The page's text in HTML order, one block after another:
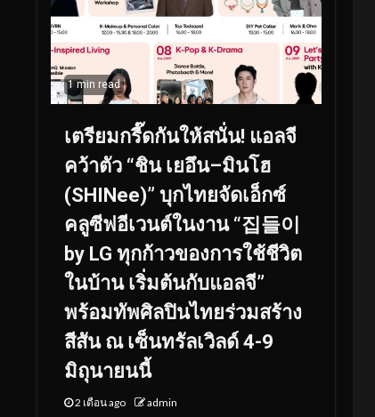
1 min read
เตรียมกรี๊ดกันให้สนั่น! แอลจี
คว้าตัว “ชิน เยอึน–มินโฮ
(SHINee)” บุกไทยจัดเอ็กซ์
คลูซีฟอีเวนต์ในงาน “집들이
by LG ทุกก้าวของการใช้ชีวิต
ในบ้าน เริ่มต้นกับแอลจี”
พร้อมทัพศิลปินไทยร่วมสร้าง
สีสัน ณ เซ็นทรัลเวิลด์ 4-9
มิถุนายนนี้
2 เดือน ago admin